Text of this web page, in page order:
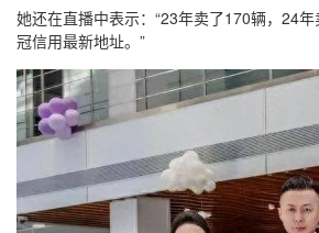
她还在直播中表示：“23年卖了170辆，24
冠信用最新地址。”